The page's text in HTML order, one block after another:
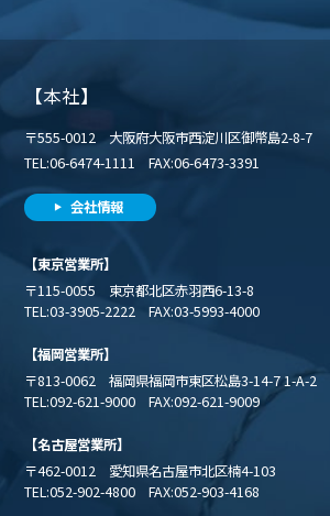
【本社】
〒555-0012 大阪府大阪市西淀川区御幣島2-8-7
TEL:06-6474-1111 FAX:06-6473-3391
会社情報
【東京営業所】
〒115-0055 東京都北区赤羽西6-13-8
TEL:03-3905-2222 FAX:03-5993-4000
【福岡営業所】
〒813-0062 福岡県福岡市東区松島3-14-7 1-A-2
TEL:092-621-9000 FAX:092-621-9009
【名古屋営業所】
〒462-0012 愛知県名古屋市北区楠4-103
TEL:052-902-4800 FAX:052-903-4168